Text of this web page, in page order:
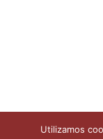
Utilizamos